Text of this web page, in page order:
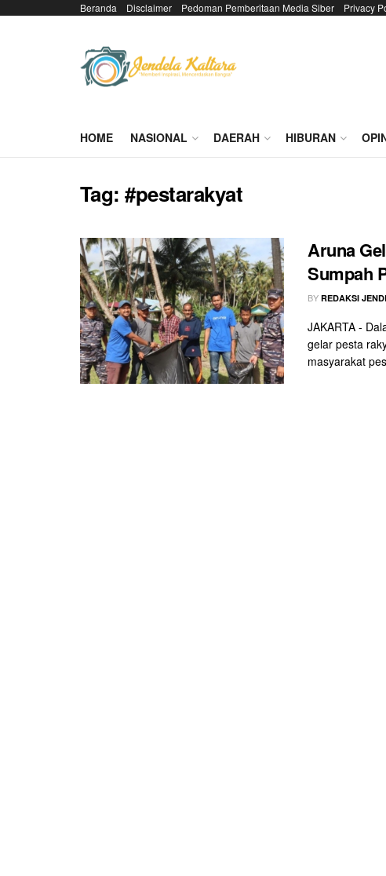
Beranda Disclaimer Pedoman Pemberitaan Media Siber Privacy
HOME NASIONAL DAERAH HIBURAN
Tag:#pestarakyat
Aruna
Sumpah
BY REDAKSI
JAKARTA -
gelar pesta
masyarakat